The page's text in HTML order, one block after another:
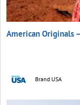
American Originals
Brand USA